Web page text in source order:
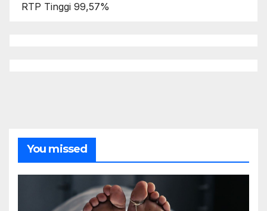
RTP Tinggi 99,57%
You missed